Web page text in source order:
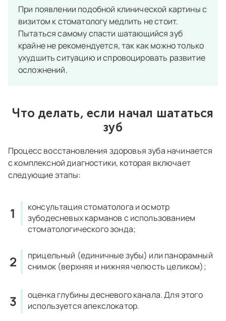
При появлении подобной клинической картины с
визитом к стоматологу медлить не стоит.
Пытаться самому спасти шатающийся зуб
крайне не рекомендуется, так как можно только
ухудшить ситуацию и спровоцировать развитие
осложнений.
Что делать, если начал шататься
зуб
Процесс восстановления здоровья зуба начинается
с комплексной диагностики, которая включает
следующие этапы:
консультация стоматолога и осмотр
зубодесневых карманов с использованием
стоматологического зонда;
прицельный (единичные зубы) или панорамный
снимок (верхняя и нижняя челюсть целиком);
оценка глубины десневого канала. Для этого
используется апекслокатор.